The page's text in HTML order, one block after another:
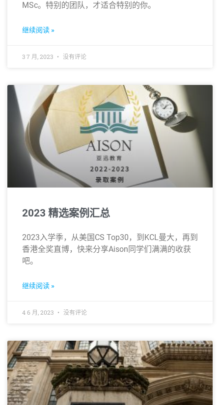
MSc。特别的团队，才适合特别的你。
继续阅读 »
3 7 月, 2023 没有评论
2023 精选案例汇总
2023入学季，从美国CS Top30，到KCL曼大，再到
香港全奖直博，快来分享Aison同学们满满的收获
吧。
继续阅读 »
4 6 月, 2023 没有评论